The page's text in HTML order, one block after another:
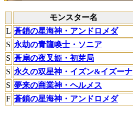
モンスター名
L 蒼鎖の星海神・アンドロメダ
S 永劫の青龍喚士・ソニア
S 蒼扇の夜叉姫・初芽局
S 永久の双星神・イズン&イズーナ
S 夢来の商業神・ヘルメス
F 蒼鎖の星海神・アンドロメダ